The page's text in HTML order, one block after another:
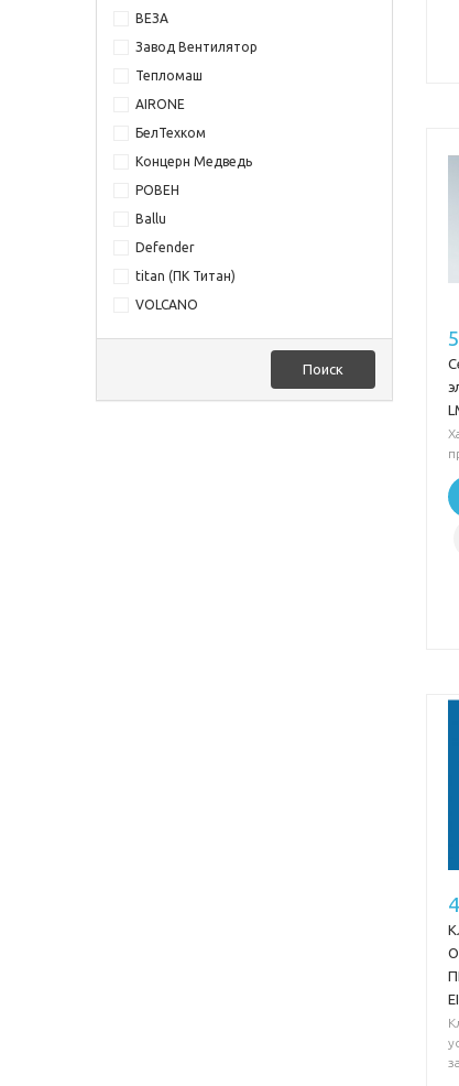
ВЕЗА
Завод Вентилятор
Тепломаш
AIRONE
БелТехком
Концерн Медведь
РОВЕН
Ballu
Defender
titan (ПК Титан)
VOLCANO
Поиск